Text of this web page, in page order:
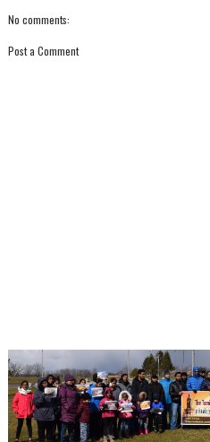
No comments:
Post a Comment